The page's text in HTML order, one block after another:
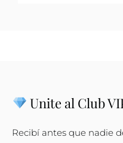
Unite al Club
Recibí antes que nadie